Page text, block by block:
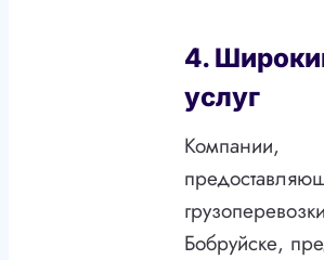
4.
услуг
Компании,
Бобруйске,